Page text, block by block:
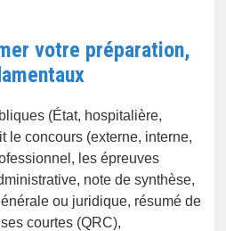
votre préparation,
(État, hospitalière,
le concours (externe, interne,
les épreuves
note de synthèse,
ou juridique, résumé de
courtes (QRC),